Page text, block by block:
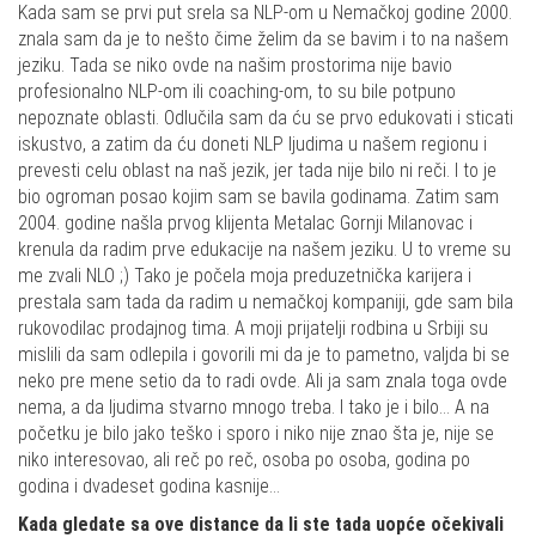
Kada sam se prvi put srela sa NLP-om u Nemačkoj godine 2000.
znala sam da je to nešto čime želim da se bavim i to na našem
jeziku. Tada se niko ovde na našim prostorima nije bavio
profesionalno NLP-om ili coaching-om, to su bile potpuno
nepoznate oblasti. Odlučila sam da ću se prvo edukovati i sticati
iskustvo, a zatim da ću doneti NLP ljudima u našem regionu i
prevesti celu oblast na naš jezik, jer tada nije bilo ni reči. I to je
bio ogroman posao kojim sam se bavila godinama. Zatim sam
2004. godine našla prvog klijenta Metalac Gornji Milanovac i
krenula da radim prve edukacije na našem jeziku. U to vreme su
me zvali NLO ;) Tako je počela moja preduzetnička karijera i
prestala sam tada da radim u nemačkoj kompaniji, gde sam bila
rukovodilac prodajnog tima. A moji prijatelji rodbina u Srbiji su
mislili da sam odlepila i govorili mi da je to pametno, valjda bi se
neko pre mene setio da to radi ovde. Ali ja sam znala toga ovde
nema, a da ljudima stvarno mnogo treba. I tako je i bilo… A na
početku je bilo jako teško i sporo i niko nije znao šta je, nije se
niko interesovao, ali reč po reč, osoba po osoba, godina po
godina i dvadeset godina kasnije…
Kada gledate sa ove distance da li ste tada uopće očekivali